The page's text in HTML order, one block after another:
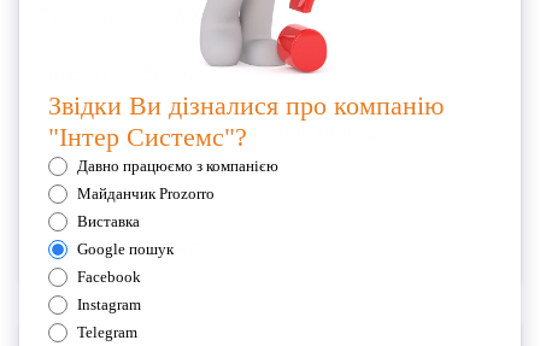
Разрешение: WXGA
Стандартный фокус (1,1 или больше)
HDMI in: 1
Динамик: 4 Watt